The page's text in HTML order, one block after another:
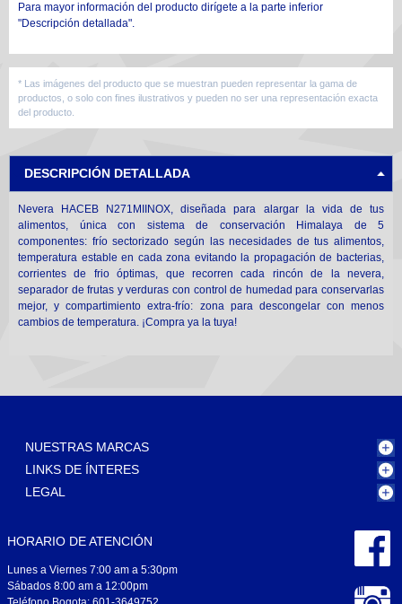
Para mayor información del producto dirígete a la parte inferior
"Descripción detallada".
* Las imágenes del producto que se muestran pueden representar la gama de
productos, o solo con fines ilustrativos y pueden no ser una representación exacta
del producto.
DESCRIPCIÓN DETALLADA
Nevera HACEB N271MIINOX, diseñada para alargar la vida de tus
alimentos, única con sistema de conservación Himalaya de 5
componentes: frío sectorizado según las necesidades de tus alimentos,
temperatura estable en cada zona evitando la propagación de bacterias,
corrientes de frio óptimas, que recorren cada rincón de la nevera,
separador de frutas y verduras con control de humedad para conservarlas
mejor, y compartimiento extra-frío: zona para descongelar con menos
cambios de temperatura. ¡Compra ya la tuya!
NUESTRAS MARCAS
LINKS DE ÍNTERES
LEGAL
HORARIO DE ATENCIÓN
Lunes a Viernes 7:00 am a 5:30pm
Sábados 8:00 am a 12:00pm